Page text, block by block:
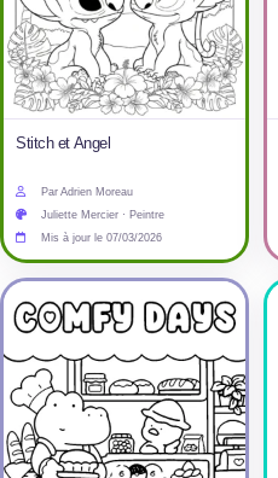
Stitch et Angel
Par Adrien Moreau
Juliette Mercier · Peintre
Mis à jour le 07/03/2026